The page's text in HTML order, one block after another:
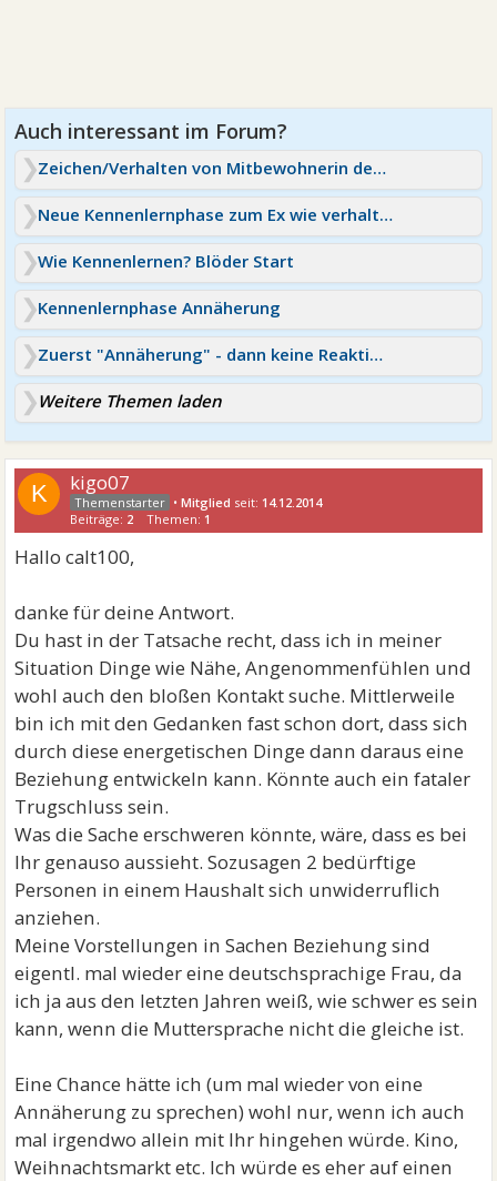
Zeichen/Verhalten von Mitbewohnerin deuten
Neue Kennenlernphase zum Ex wie verhalten / Annäherung
Wie Kennenlernen? Blöder Start
Kennenlernphase Annäherung
Zuerst "Annäherung" - dann keine Reaktion?
Weitere Themen laden
K kigo07
•Mitglied seit: 14.12.2014
Beiträge: 2 Themen: 1
Hallo calt100,
danke für deine Antwort.
Du hast in der Tatsache recht, dass ich in meiner
Situation Dinge wie Nähe, Angenommenfühlen und
wohl auch den bloßen Kontakt suche. Mittlerweile
bin ich mit den Gedanken fast schon dort, dass sich
durch diese energetischen Dinge dann daraus eine
Beziehung entwickeln kann. Könnte auch ein fataler
Trugschluss sein.
Was die Sache erschweren könnte, wäre, dass es bei
Ihr genauso aussieht. Sozusagen 2 bedürftige
Personen in einem Haushalt sich unwiderruflich
anziehen.
Meine Vorstellungen in Sachen Beziehung sind
eigentl. mal wieder eine deutschsprachige Frau, da
ich ja aus den letzten Jahren weiß, wie schwer es sein
kann, wenn die Muttersprache nicht die gleiche ist.
Eine Chance hätte ich (um mal wieder von eine
Annäherung zu sprechen) wohl nur, wenn ich auch
mal irgendwo allein mit Ihr hingehen würde. Kino,
Weihnachtsmarkt etc. Ich würde es eher auf einen